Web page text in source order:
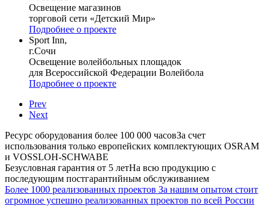
Освещение магазинов
торговой сети «Детский Мир»
Подробнее о проекте
Sport Inn,
г.Сочи
Освещение волейбольных площадок
для Всероссийской Федерации Волейбола
Подробнее о проекте
Prev
Next
Ресурс оборудования более 100 000 часовЗа счет
использования только европейских комплектующих OSRAM
и VOSSLOH-SCHWABE
Безусловная гарантия от 5 летНа всю продукцию с
последующим постгарантийным обслуживанием
Более 1000 реализованных проектов За нашим опытом стоит
огромное успешно реализованных проектов по всей России